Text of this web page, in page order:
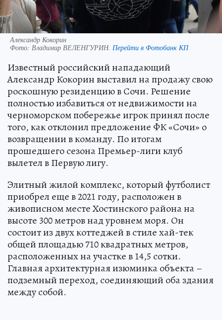
Александр Кокорин
Фото: Владимир ВЕЛЕНГУРИН. Перейти в Фотобанк КП
Известный российский нападающий
Александр Кокорин выставил на продажу свою
роскошную резиденцию в Сочи. Решение
полностью избавиться от недвижимости на
черноморском побережье игрок принял после
того, как отклонил предложение ФК «Сочи» о
возвращении в команду. По итогам
прошедшего сезона Премьер-лиги клуб
вылетел в Первую лигу.
Элитный жилой комплекс, который футболист
приобрел еще в 2021 году, расположен в
живописном месте Хостинского района на
высоте 300 метров над уровнем моря. Он
состоит из двух коттеджей в стиле хай-тек
общей площадью 710 квадратных метров,
расположенных на участке в 14,5 сотки.
Главная архитектурная изюминка объекта –
подземный переход, соединяющий оба здания
между собой.